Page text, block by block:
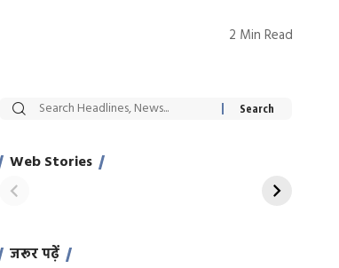
2 Min Read
Web Stories
सट्टेबाजी में अरेस्ट हुए
साहिल खान
रोज एक कच्चे लहसुन
जरूर पढ़ें